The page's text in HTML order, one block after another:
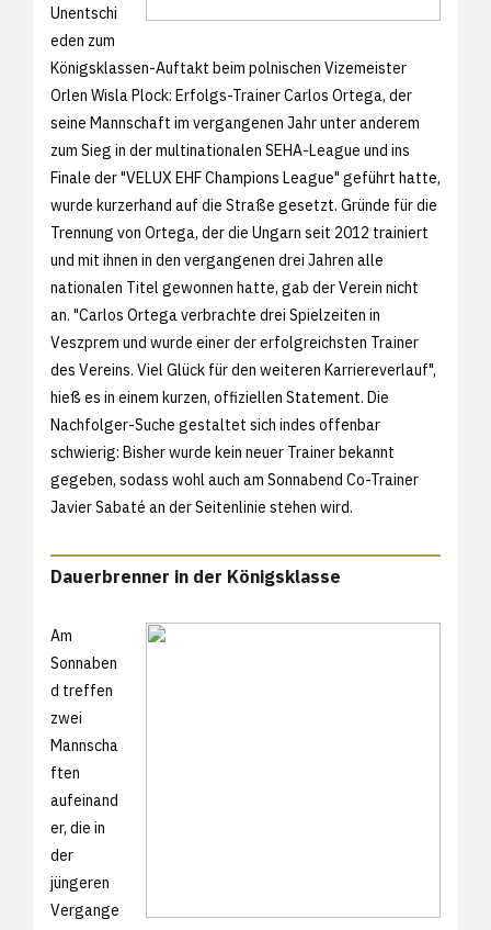
Unentschi
eden zum
Königsklassen-Auftakt beim polnischen Vizemeister
Orlen Wisla Plock: Erfolgs-Trainer Carlos Ortega, der
seine Mannschaft im vergangenen Jahr unter anderem
zum Sieg in der multinationalen SEHA-League und ins
Finale der "VELUX EHF Champions League" geführt hatte,
wurde kurzerhand auf die Straße gesetzt. Gründe für die
Trennung von Ortega, der die Ungarn seit 2012 trainiert
und mit ihnen in den vergangenen drei Jahren alle
nationalen Titel gewonnen hatte, gab der Verein nicht
an. "Carlos Ortega verbrachte drei Spielzeiten in
Veszprem und wurde einer der erfolgreichsten Trainer
des Vereins. Viel Glück für den weiteren Karriereverlauf",
hieß es in einem kurzen, offiziellen Statement. Die
Nachfolger-Suche gestaltet sich indes offenbar
schwierig: Bisher wurde kein neuer Trainer bekannt
gegeben, sodass wohl auch am Sonnabend Co-Trainer
Javier Sabaté an der Seitenlinie stehen wird.
Dauerbrenner in der Königsklasse
Am
Sonnaben
d treffen
zwei
Mannscha
ften
aufeinand
er, die in
der
jüngeren
Vergange